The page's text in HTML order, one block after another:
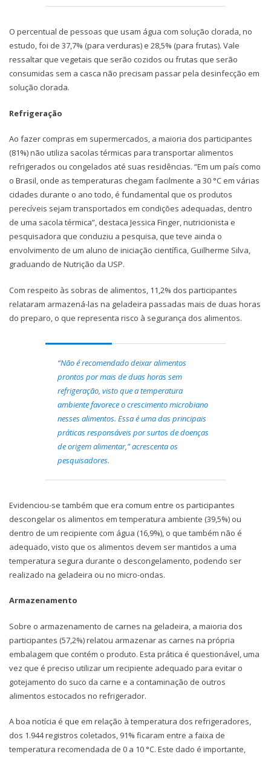
O percentual de pessoas que usam água com solução clorada, no
estudo, foi de 37,7% (para verduras) e 28,5% (para frutas). Vale
ressaltar que vegetais que serão cozidos ou frutas que serão
consumidas sem a casca não precisam passar pela desinfecção em
solução clorada.
Refrigeração
Ao fazer compras em supermercados, a maioria dos participantes
(81%) não utiliza sacolas térmicas para transportar alimentos
refrigerados ou congelados até suas residências. “Em um país como
o Brasil, onde as temperaturas chegam facilmente a 30 °C em várias
cidades durante o ano todo, é fundamental que os produtos
perecíveis sejam transportados em condições adequadas, dentro
de uma sacola térmica”, destaca Jessica Finger, nutricionista e
pesquisadora que conduziu a pesquisa, que teve ainda o
envolvimento de um aluno de iniciação científica, Guilherme Silva,
graduando de Nutrição da USP.
Com respeito às sobras de alimentos, 11,2% dos participantes
relataram armazená-las na geladeira passadas mais de duas horas
do preparo, o que representa risco à segurança dos alimentos.
“Não é recomendado deixar alimentos
prontos por mais de duas horas sem
refrigeração, visto que a temperatura
ambiente favorece o crescimento microbiano
nesses alimentos. Essa é uma das principais
práticas responsáveis por surtos de doenças
de origem alimentar,” acrescenta os
pesquisadores.
Evidenciou-se também que era comum entre os participantes
descongelar os alimentos em temperatura ambiente (39,5%) ou
dentro de um recipiente com água (16,9%), o que também não é
adequado, visto que os alimentos devem ser mantidos a uma
temperatura segura durante o descongelamento, podendo ser
realizado na geladeira ou no micro-ondas.
Armazenamento
Sobre o armazenamento de carnes na geladeira, a maioria dos
participantes (57,2%) relatou armazenar as carnes na própria
embalagem que contém o produto. Esta prática é questionável, uma
vez que é preciso utilizar um recipiente adequado para evitar o
gotejamento do suco da carne e a contaminação de outros
alimentos estocados no refrigerador.
A boa notícia é que em relação à temperatura dos refrigeradores,
dos 1.944 registros coletados, 91% ficaram entre a faixa de
temperatura recomendada de 0 a 10 °C. Este dado é importante,